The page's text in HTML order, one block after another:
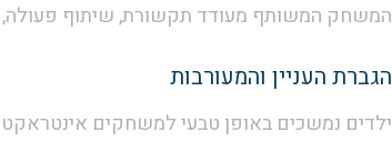
המשחק המשותף מעודד תקשורת, שיתוף פעולה,
הגברת העניין והמעורבות
ילדים נמשכים באופן טבעי למשחקים